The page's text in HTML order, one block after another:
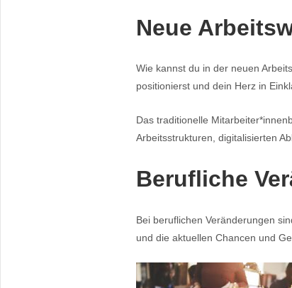
Neue
Wie kannst du in der neuen
positionierst und dein Herz in
Das traditionelle
Arbeitsstrukturen, digitalisierten
Berufliche
Bei beruflichen Veränderungen
und die aktuellen Chancen und